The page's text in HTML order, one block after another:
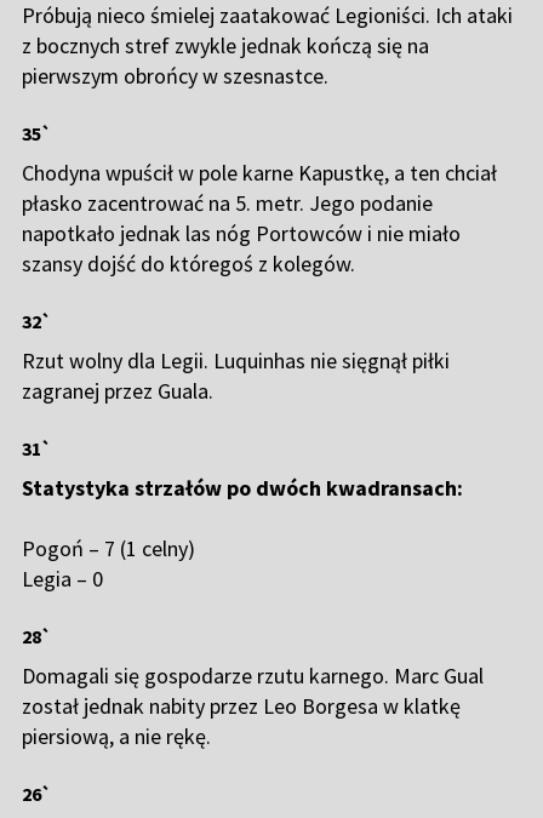
Próbują nieco śmielej zaatakować Legioniści. Ich ataki
z bocznych stref zwykle jednak kończą się na
pierwszym obrońcy w szesnastce.
35`
Chodyna wpuścił w pole karne Kapustkę, a ten chciał
płasko zacentrować na 5. metr. Jego podanie
napotkało jednak las nóg Portowców i nie miało
szansy dojść do któregoś z kolegów.
32`
Rzut wolny dla Legii. Luquinhas nie sięgnął piłki
zagranej przez Guala.
31`
Statystyka strzałów po dwóch kwadransach:
Pogoń – 7 (1 celny)
Legia – 0
28`
Domagali się gospodarze rzutu karnego. Marc Gual
został jednak nabity przez Leo Borgesa w klatkę
piersiową, a nie rękę.
26`